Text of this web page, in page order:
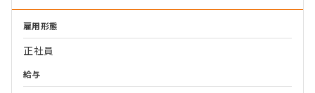
雇用形態
正社員
給与